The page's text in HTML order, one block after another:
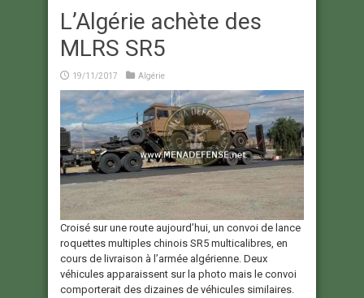
L’Algérie achète des
MLRS SR5
19/11/2017 Algérie
Croisé sur une route aujourd’hui, un convoi de lance
roquettes multiples chinois SR5 multicalibres, en
cours de livraison à l’armée algérienne. Deux
véhicules apparaissent sur la photo mais le convoi
comporterait des dizaines de véhicules similaires.